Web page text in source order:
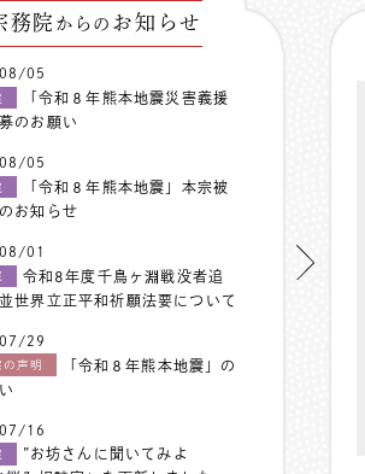
務院 からの お知らせ
05
「令和８年熊本地震災害義援
のお願い
05
「令和８年熊本地震」本宗被
お知らせ
01
令和8年度千鳥ヶ淵戦没者追
世界立正平和祈願法要について
29
の声明
「令和８年熊本地震」の
16
”お坊さんに聞いてみよ